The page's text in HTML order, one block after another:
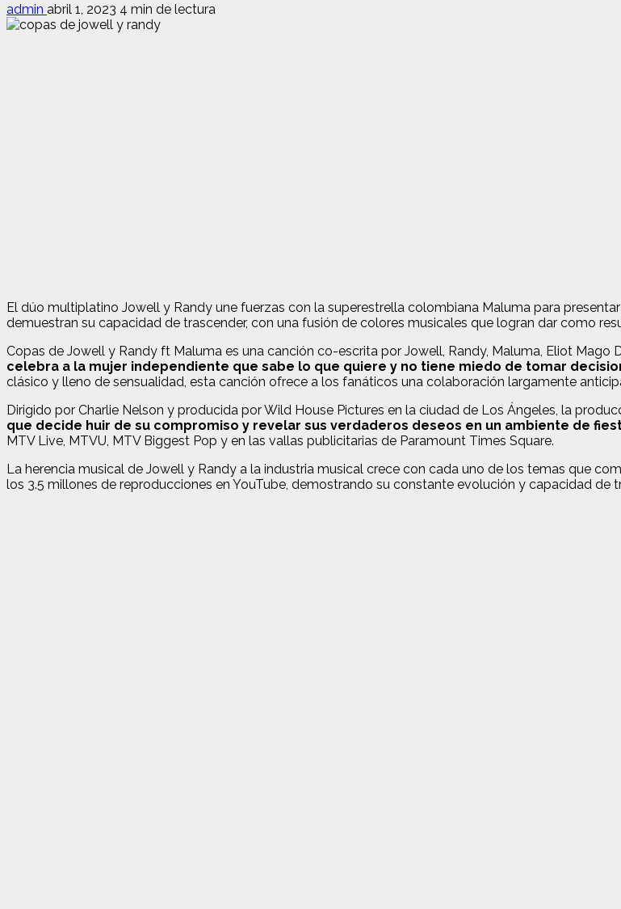
admin abril 1, 2023 4 min de lectura
El dúo multiplatino Jowell y Randy une fuerzas con la superestrella colombiana Maluma para
demuestran su capacidad de trascender, con una fusión de colores musicales que logran dar como
Copas de Jowell y Randy ft Maluma es una canción co-escrita por Jowell, Randy, Maluma, Eliot Mago
celebra a la mujer independiente que sabe lo que quiere y no tiene miedo de tomar
clásico y lleno de sensualidad, esta canción ofrece a los fanáticos una colaboración largamente
Dirigido por Charlie Nelson y producida por Wild House Pictures en la ciudad de Los Ángeles, la
que decide huir de su compromiso y revelar sus verdaderos deseos en un ambiente de
MTV Live, MTVU, MTV Biggest Pop y en las vallas publicitarias de Paramount Times Square.
La herencia musical de Jowell y Randy a la industria musical crece con cada uno de los temas que
los 3.5 millones de reproducciones en YouTube, demostrando su constante evolución y capacidad de